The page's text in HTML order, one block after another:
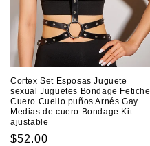
Cortex Set Esposas Juguete
sexual Juguetes Bondage Fetiche
Cuero Cuello puños Arnés Gay
Medias de cuero Bondage Kit
ajustable
Precio
$52.00